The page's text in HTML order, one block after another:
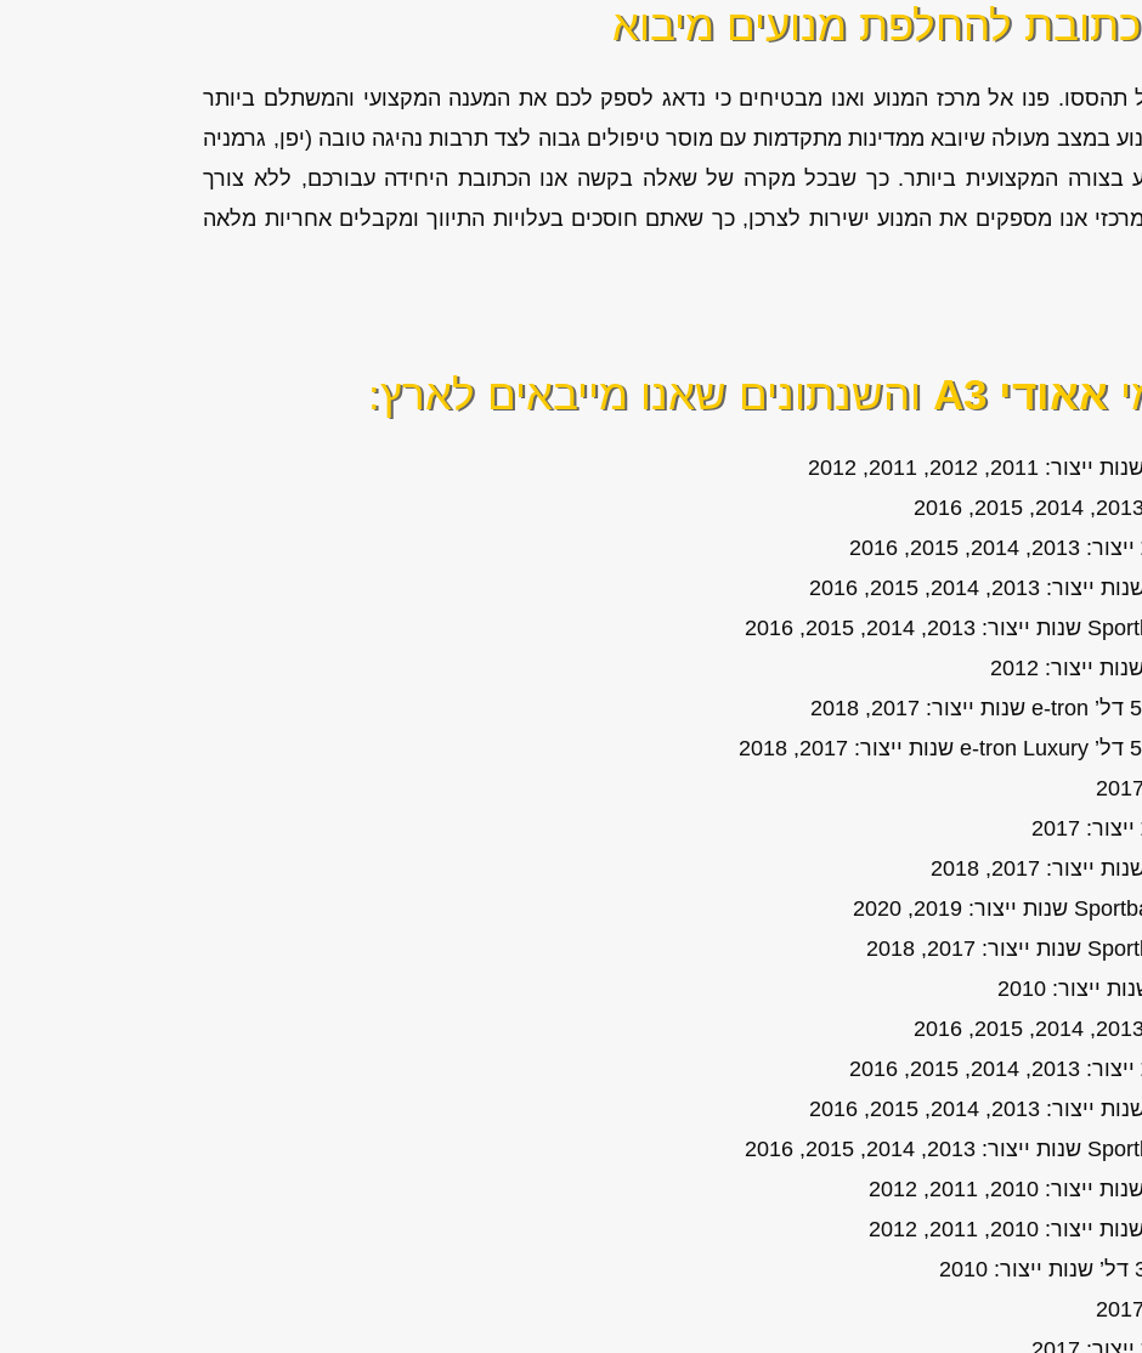
להחלפת מנועים מיבוא
תהססו. פנו אל מרכז המנוע ואנו מבטיחים כי נדאג לספק לכם את המענה המקצועי והמשתלם ביותר
במצב מעולה שיובא ממדינות מתקדמות עם מוסר טיפולים גבוה לצד תרבות נהיגה טובה (יפן, גרמניה
בצורה המקצועית ביותר. כך שבכל מקרה של שאלה בקשה אנו הכתובת היחידה עבורכם, ללא צורך
מרכזי אנו מספקים את המנוע ישירות לצרכן, כך שאתם חוסכים בעלויות התיווך ומקבלים אחריות מלאה
אאודי A3 והשנתונים שאנו מייבאים לארץ: